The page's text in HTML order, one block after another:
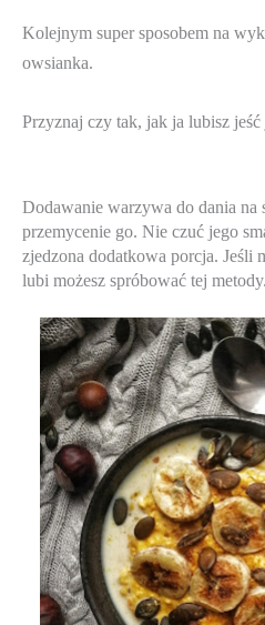
Kolejnym super sposobem na
owsianka.
Przyznaj czy tak, jak ja lubisz jeść
Dodawanie warzywa do dania na
przemycenie go. Nie czuć jego
zjedzona dodatkowa porcja. Jeśli
lubi możesz spróbować tej metody.